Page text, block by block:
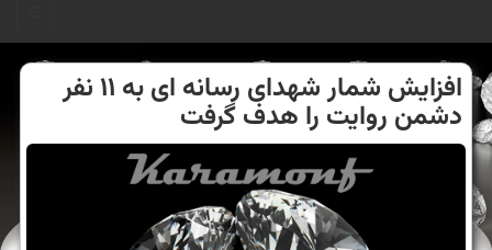
افزایش شمار شهدای رسانه ای به ۱۱ نفر
دشمن روایت را هدف گرفت